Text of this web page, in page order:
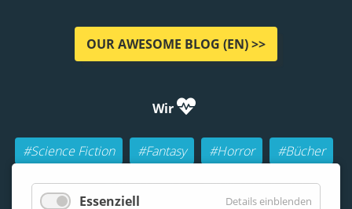
OUR AWESOME BLOG (EN) >>
Wir
#Science Fiction #Fantasy #Horror
#Bücher
#Autoren
#Buch-Geeks
#Rollenspiele (RPGs)
Essenziell Details einblenden